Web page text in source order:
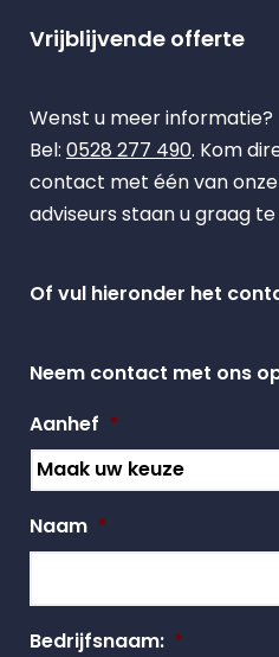
Vrijblijvende offerte
Wenst u meer informatie?
Bel: 0528 277 490. Kom
contact met één van
adviseurs staan u graag
Of vul hieronder het
Neem contact met ons
Aanhef *
Naam *
Bedrijfsnaam: *